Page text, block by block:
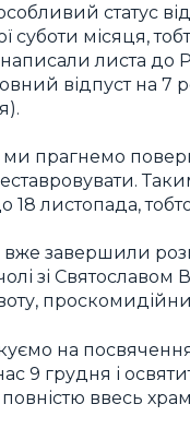
статус
суботи місяця,
листа до
відпуст на 7
прагнемо
18 листопада,
вже завершили
зі
на
9 грудня і
ввесь